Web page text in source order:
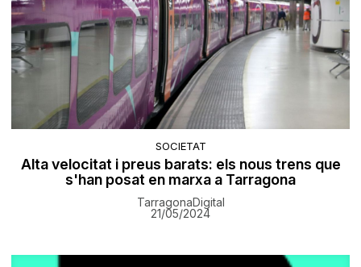
SOCIETAT
Alta velocitat i preus barats: els nous trens que
s'han posat en marxa a Tarragona
TarragonaDigital
21/05/2024